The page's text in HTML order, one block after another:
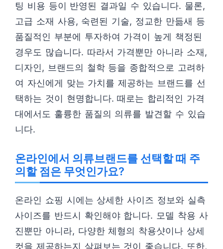
팅 비용 등이 반영된 결과일 수 있습니다. 물론,
고급 소재 사용, 숙련된 기술, 정교한 만듦새 등
품질적인 부분에 투자하여 가격이 높게 책정된
경우도 많습니다. 따라서 가격뿐만 아니라 소재,
디자인, 브랜드의 철학 등을 종합적으로 고려하
여 자신에게 맞는 가치를 제공하는 브랜드를 선
택하는 것이 현명합니다. 때로는 합리적인 가격
대에서도 훌륭한 품질의 의류를 발견할 수 있습
니다.
온라인에서 의류브랜드를 선택할 때 주
의할 점은 무엇인가요?
온라인 쇼핑 시에는 상세한 사이즈 정보와 실측
사이즈를 반드시 확인해야 합니다. 모델 착용 사
진뿐만 아니라, 다양한 체형의 착용샷이나 상세
컷을 제공하는지 살펴보는 것이 좋습니다. 또한,